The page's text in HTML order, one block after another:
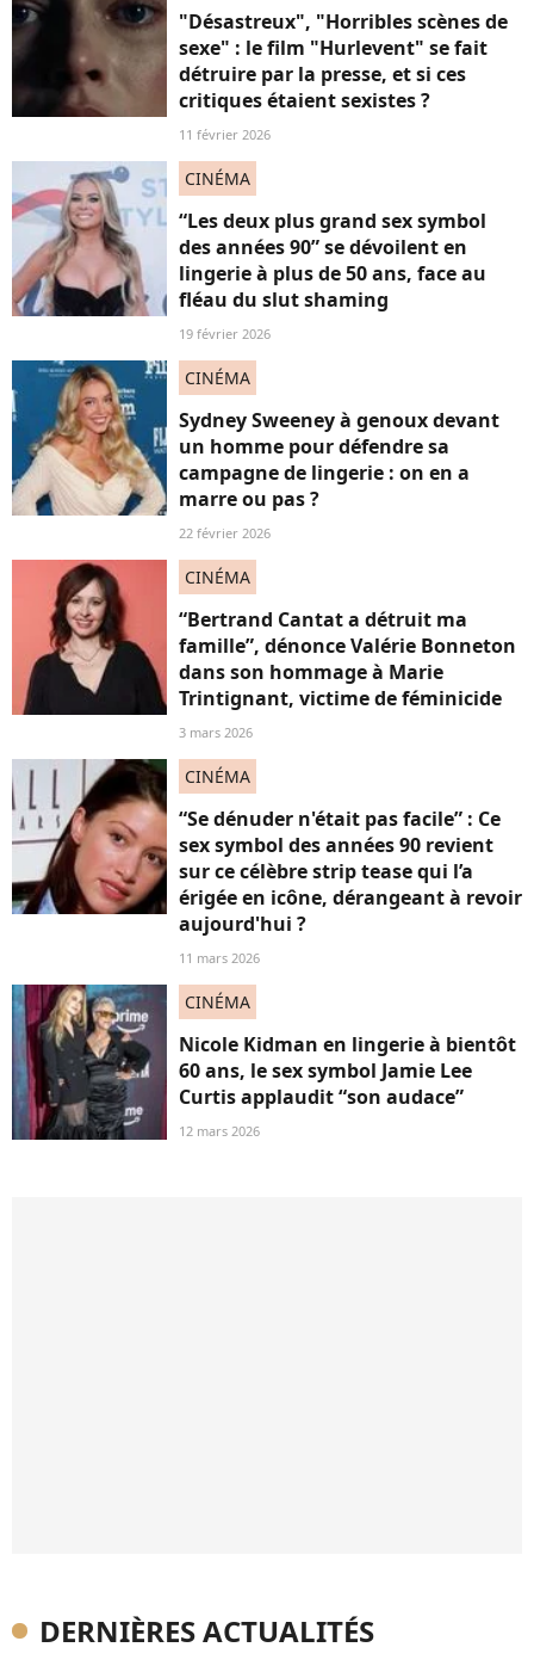
"Désastreux", "Horribles scènes de
sexe" : le film "Hurlevent" se fait
détruire par la presse, et si ces
critiques étaient sexistes ?
11 février 2026
CINÉMA
“Les deux plus grand sex symbol
des années 90” se dévoilent en
lingerie à plus de 50 ans, face au
fléau du slut shaming
19 février 2026
CINÉMA
Sydney Sweeney à genoux devant
un homme pour défendre sa
campagne de lingerie : on en a
marre ou pas ?
22 février 2026
CINÉMA
“Bertrand Cantat a détruit ma
famille”, dénonce Valérie Bonneton
dans son hommage à Marie
Trintignant, victime de féminicide
3 mars 2026
CINÉMA
“Se dénuder n'était pas facile” : Ce
sex symbol des années 90 revient
sur ce célèbre strip tease qui l’a
érigée en icône, dérangeant à revoir
aujourd'hui ?
11 mars 2026
CINÉMA
Nicole Kidman en lingerie à bientôt
60 ans, le sex symbol Jamie Lee
Curtis applaudit “son audace”
12 mars 2026
DERNIÈRES ACTUALITÉS